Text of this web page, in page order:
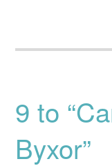
9 to
Byxor”